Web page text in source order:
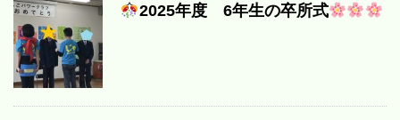
2025年度 6年生の卒所式